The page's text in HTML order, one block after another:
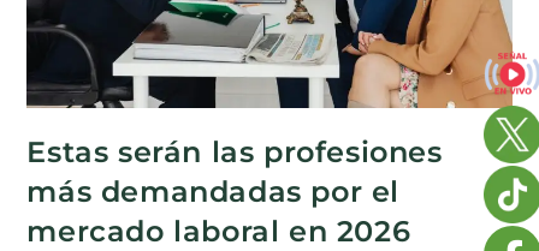
Estas serán las profesiones
más demandadas por el
mercado laboral en 2026